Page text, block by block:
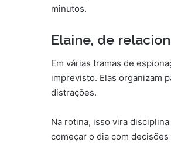
minutos.
Elaine, de
Em várias tramas de
imprevisto. Elas organizam
distrações.
Na rotina, isso vira
começar o dia com